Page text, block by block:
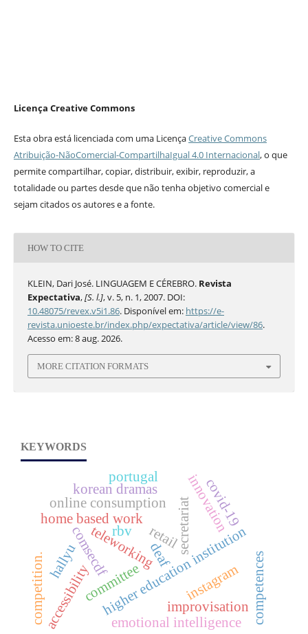
Licença Creative Commons
Esta obra está licenciada com uma LicençaCreative Commons
Atribuição-NãoComercial-CompartilhaIgual 4.0 Internacional, o que
permite compartilhar, copiar, distribuir, exibir, reproduzir, a
totalidade ou partes desde que não tenha objetivo comercial e
sejam citados os autores e a fonte.
HOW TO CITE
KLEIN, Dari José. LINGUAGEM E CÉREBRO. Revista
Expectativa,[S. l.], v. 5, n. 1, 2007. DOI:
10.48075/revex.v5i1.86. Disponível em: https://e-
revista.unioeste.br/index.php/expectativa/article/view/86.
Acesso em: 8 aug. 2026.
MORE CITATION FORMATS
KEYWORDS
teleworking
home based work
higher education institution
secretariatinnovation
committee
comsecdf
improvisation competences
covid-19
online consumption
retail
hallyu
korean dramas
deaf
accessibility instagram
rbv
competition.
portugal
emotional intelligence